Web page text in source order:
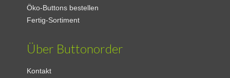
Öko-Buttons bestellen
Fertig-Sortiment
Über Buttonorder
Kontakt